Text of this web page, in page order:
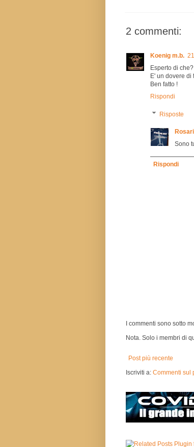
2 commenti:
Koenig m.b.
Esperto di
E' un dovere di
Ben fatto !
Rispondi
Risposte
Sono
Rispondi
I commenti sono sotto
Nota. Solo i membri di
Post più recente
Iscriviti a: Commenti sul